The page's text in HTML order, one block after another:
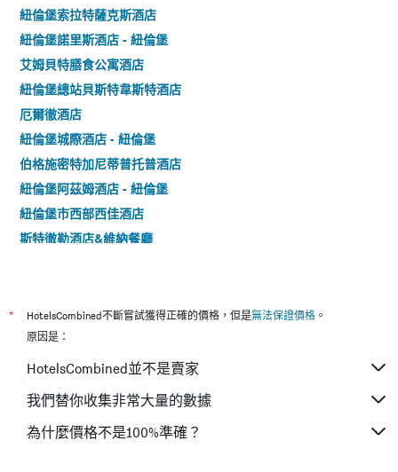
紐倫堡索拉特薩克斯酒店
紐倫堡諾里斯酒店 - 紐倫堡
艾姆貝特膳食公寓酒店
紐倫堡總站貝斯特韋斯特酒店
厄爾徹酒店
紐倫堡城際酒店 - 紐倫堡
伯格施密特加尼蒂普托普酒店
紐倫堡阿茲姆酒店 - 紐倫堡
紐倫堡市西部西佳酒店
斯特徹勒酒店&維納餐廳
紐倫堡英維特酒店
法克曼酒店
阿爾法酒店
花園酒店
普林斯利津特酒店
* HotelsCombined不斷嘗試獲得正確的價格，但是無法保證價格 。
原因是：
HotelsCombined並不是賣家
我們替你收集非常大量的數據
為什麼價格不是100%準確？